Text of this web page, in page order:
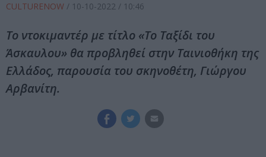
CULTURENOW / 10-10-2022 / 10:46
Το ντοκιμαντέρ με τίτλο «Το Ταξίδι του
Άσκαυλου» θα προβληθεί στην Ταινιοθήκη της
Ελλάδος, παρουσία του σκηνοθέτη, Γιώργου
Αρβανίτη.